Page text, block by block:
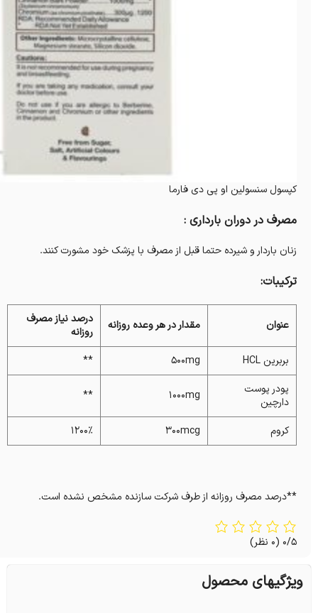
کپسول سنسولین او پی دی فارما
مصرف در دوران بارداری :
زنان باردار و شیرده حتما قبل از مصرف با پزشک خود مشورت کنند.
ترکیبات:
عنوان مقدار در هر وعده روزانه
درصد نیاز مصرف
روزانه
بربرین HCL
۵۰۰mg
**
پودر پوست
دارچین
۱۰۰۰mg **
کروم ۳۰۰mcg ۱۲۰۰%
**درصد مصرف روزانه از طرف شرکت سازنده مشخص نشده است.
0/5 (0 نظر)
ویژگیهای محصول